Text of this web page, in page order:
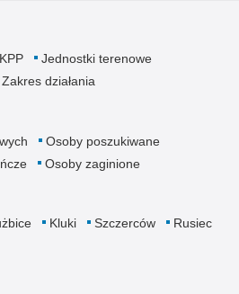
Jednostki terenowe
Zakres działania
Osoby poszukiwane
Osoby zaginione
Kluki Szczerców
Rusiec